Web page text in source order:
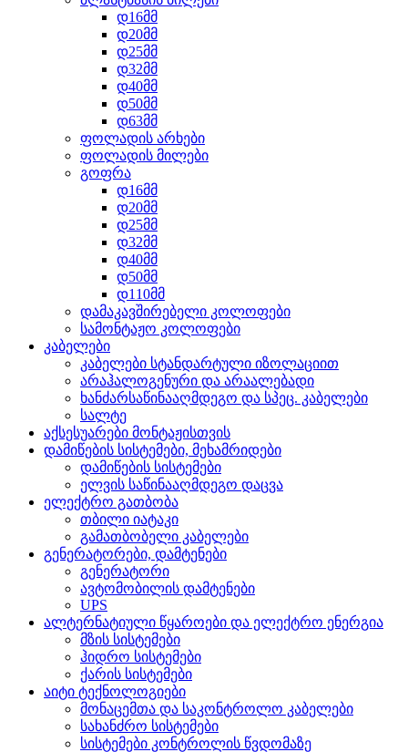
დ16მმ
დ20მმ
დ25მმ
დ32მმ
დ40მმ
დ50მმ
დ63მმ
ფოლადის არხები
ფოლადის მილები
გოფრა
დ16მმ
დ20მმ
დ25მმ
დ32მმ
დ40მმ
დ50მმ
დ110მმ
დამაკავშირებელი კოლოფები
სამონტაჟო კოლოფები
კაბელები
კაბელები სტანდარტული იზოლაციით
არაჰალოგენური და არაალებადი
ხანძარსაწინააღმდეგო და სპეც. კაბელები
სალტე
აქსესუარები მონტაჟისთვის
დამიწების სისტემები, მეხამრიდები
დამიწების სისტემები
ელვის საწინააღმდეგო დაცვა
ელექტრო გათბობა
თბილი იატაკი
გამათბობელი კაბელები
გენერატორები, დამტენები
გენერატორი
ავტომობილის დამტენები
UPS
ალტერნატიული წყაროები და ელექტრო ენერგია
მზის სისტემები
ჰიდრო სისტემები
ქარის სისტემები
აიტი ტექნოლოგიები
მონაცემთა და საკონტროლო კაბელები
სახანძრო სისტემები
სისტემები კონტროლის წვდომაზე